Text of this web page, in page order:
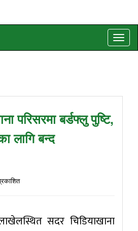
Toggle
परिसरमा बर्डफ्लु पुष्टि,
लागि बन्द
सदर चिडियाखाना